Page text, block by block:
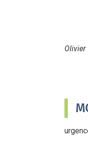
Olivier